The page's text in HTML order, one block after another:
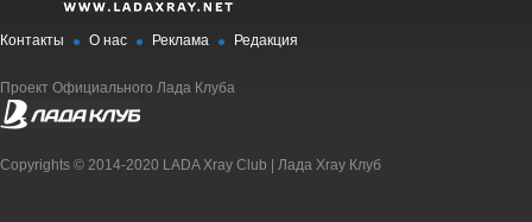
Контакты О нас Реклама Редакция
Проект Официального Лада Клуба
Copyrights © 2014-2020 LADA Xray Club | Лада Xray Клуб